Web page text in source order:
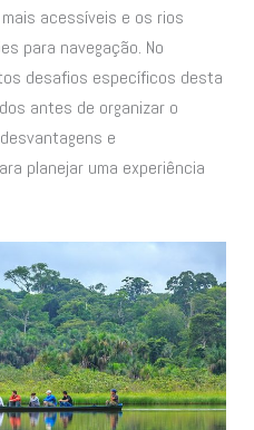
acessíveis e os rios
para navegação. No
desafios específicos desta
antes de organizar o
e
planejar uma experiência